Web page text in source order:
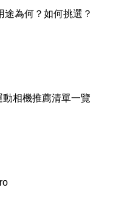
為何？如何挑選？
相機推薦清單一覽